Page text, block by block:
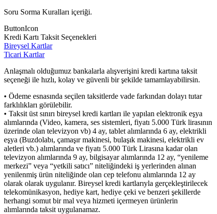
Soru Sorma Kuralları içeriği.
ButtonIcon
Kredi Kartı Taksit Seçenekleri
Bireysel Kartlar
Ticari Kartlar
Anlaşmalı olduğumuz bankalarla alışverişini kredi kartına taksit
seçeneği ile hızlı, kolay ve güvenli bir şekilde tamamlayabilirsin.
• Ödeme esnasında seçilen taksitlerde vade farkından dolayı tutar
farklılıkları görülebilir.
• Taksit üst sınırı bireysel kredi kartları ile yapılan elektronik eşya
alımlarında (Video, kamera, ses sistemleri, fiyatı 5.000 Türk lirasının
üzerinde olan televizyon vb) 4 ay, tablet alımlarında 6 ay, elektrikli
eşya (Buzdolabı, çamaşır makinesi, bulaşık makinesi, elektrikli ev
aletleri vb.) alımlarında ve fiyatı 5.000 Türk Lirasına kadar olan
televizyon alımlarında 9 ay, bilgisayar alımlarında 12 ay, “yenileme
merkezi” veya “yetkili satıcı” niteliğindeki iş yerlerinden alınan
yenilenmiş ürün niteliğinde olan cep telefonu alımlarında 12 ay
olarak olarak uygulanır. Bireysel kredi kartlarıyla gerçekleştirilecek
telekomünikasyon, hediye kart, hediye çeki ve benzeri şekillerde
herhangi somut bir mal veya hizmeti içermeyen ürünlerin
alımlarında taksit uygulanamaz.